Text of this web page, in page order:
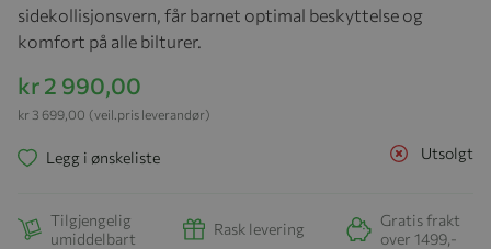
sidekollisjonsvern, får barnet optimal beskyttelse og
komfort på alle bilturer.
kr 2 990,00
(veil.pris leverandør)
kr 3 699,00
Utsolgt
Legg i ønskeliste
Tilgjengelig
umiddelbart
Rask levering
Gratis frakt
over 1499,-